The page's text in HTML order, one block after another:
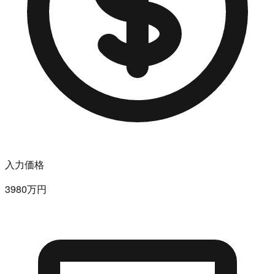
入力価格
3980万円